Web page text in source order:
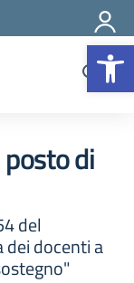
di
del
docenti a